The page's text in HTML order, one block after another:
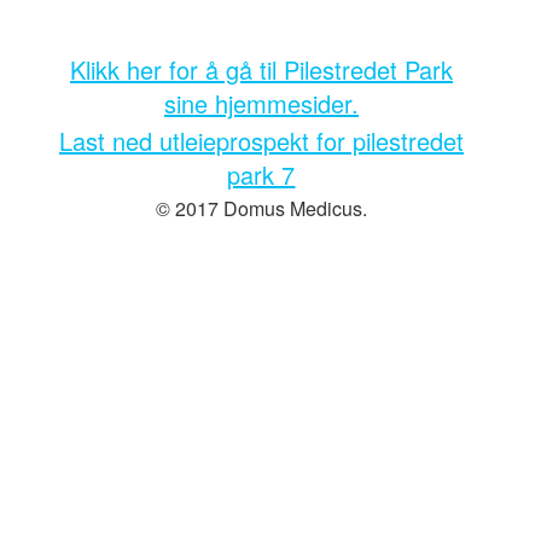
Klikk her for å gå til Pilestredet Park
sine hjemmesider.
Last ned utleieprospekt for pilestredet
park 7
© 2017 Domus Medicus.